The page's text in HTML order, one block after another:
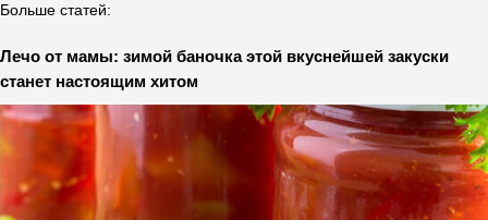
Больше статей:
Лечо от мамы: зимой баночка этой вкуснейшей закуски
станет настоящим хитом